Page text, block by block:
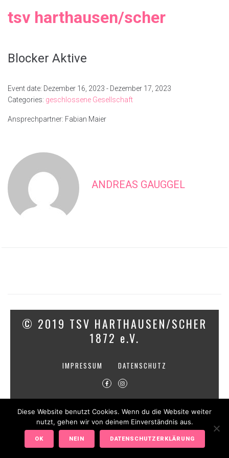
tsv harthausen/scher
Blocker Aktive
Event date: Dezember 16, 2023 - Dezember 17, 2023
Categories: geschlossene Gesellschaft
Ansprechpartner: Fabian Maier
ANDREAS GAUGGEL
© 2019 TSV HARTHAUSEN/SCHER
1872 e.V.
IMPRESSUM DATENSCHUTZ
Diese Website benutzt Cookies. Wenn du die Website weiter
nutzt, gehen wir von deinem Einverständnis aus.
OK NEIN DATENSCHUTZERKLÄRUNG